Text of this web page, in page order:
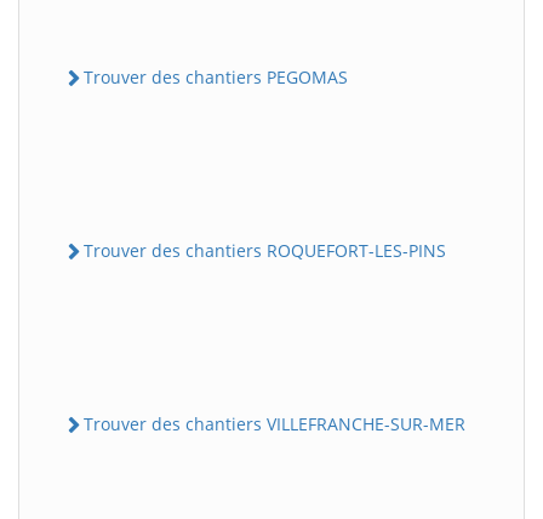
Trouver des chantiers PEGOMAS
Trouver des chantiers ROQUEFORT-LES-PINS
Trouver des chantiers VILLEFRANCHE-SUR-MER